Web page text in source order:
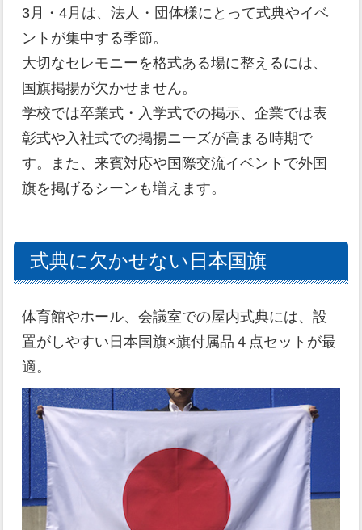
3月・4月は、法人・団体様にとって式典やイベ
ントが集中する季節。
大切なセレモニーを格式ある場に整えるには、
国旗掲揚が欠かせません。
学校では卒業式・入学式での掲示、企業では表
彰式や入社式での掲揚ニーズが高まる時期で
す。また、来賓対応や国際交流イベントで外国
旗を掲げるシーンも増えます。
式典に欠かせない日本国旗
体育館やホール、会議室での屋内式典には、設
置がしやすい日本国旗×旗付属品４点セットが最
適。